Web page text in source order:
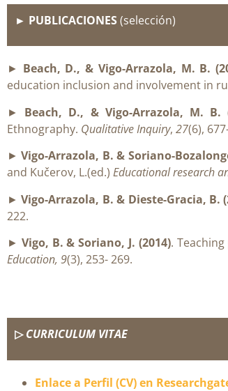
► PUBLICACIONES(selección)
► Beach, D., & Vigo-Arrazola, M. B.
education inclusion and involvement in
► Beach, D., & Vigo-Arrazola, M. B.
Ethnography. Qualitative Inquiry, 27(6),
►Vigo-Arrazola, B. & Soriano-
and Kučerov, L.(ed.) Educational research
►Vigo-Arrazola, B. & Dieste-Gracia, B.
222.
► Vigo, B. & Soriano, J. (2014).
Education, 9(3), 253- 269.
▷CURRICULUM VITAE
Enlace a Perfil (CV) en